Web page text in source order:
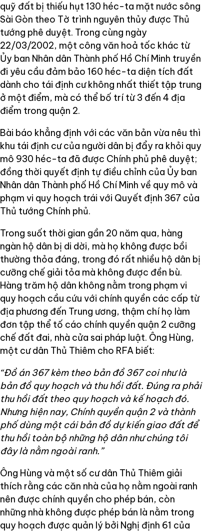
quỹ đất bị thiếu hụt 130 héc-ta mặt nước sông
Sài Gòn theo Tờ trình nguyên thủy được Thủ
tướng phê duyệt. Trong cùng ngày
22/03/2002, một công văn hoả tốc khác từ
Ủy ban Nhân dân Thành phố Hồ Chí Minh truyền
đi yêu cầu đảm bảo 160 héc-ta diện tích đất
dành cho tái định cư không nhất thiết tập trung
ở một điểm, mà có thể bố trí từ 3 đến 4 địa
điểm trong quận 2.
Bài báo khẳng định với các văn bản vừa nêu thì
khu tái định cư của người dân bị đẩy ra khỏi quy
mô 930 héc-ta đã được Chính phủ phê duyệt;
đồng thời quyết định tự điều chỉnh của Ủy ban
Nhân dân Thành phố Hồ Chí Minh về quy mô và
phạm vi quy hoạch trái với Quyết định 367 của
Thủ tướng Chính phủ.
Trong suốt thời gian gần 20 năm qua, hàng
ngàn hộ dân bị di dời, mà họ không được bồi
thường thỏa đáng, trong đó rất nhiều hộ dân bị
cưỡng chế giải tỏa mà không được đền bù.
Hàng trăm hộ dân không nằm trong phạm vi
quy hoạch cầu cứu với chính quyền các cấp từ
địa phương đến Trung ương, thậm chí họ làm
đơn tập thể tố cáo chính quyền quận 2 cưỡng
chế đất đai, nhà cửa sai pháp luật. Ông Hùng,
một cư dân Thủ Thiêm cho RFA biết:
“Đồ án 367 kèm theo bản đồ 367 coi như là
bản đồ quy hoạch và thu hồi đất. Đúng ra phải
thu hồi đất theo quy hoạch và kế hoạch đó.
Nhưng hiện nay, Chính quyền quận 2 và thành
phố dùng một cái bản đồ dự kiến giao đất để
thu hồi toàn bộ những hộ dân như chúng tôi
đây là nằm ngoài ranh.”
Ông Hùng và một số cư dân Thủ Thiêm giải
thích rằng các căn nhà của họ nằm ngoài ranh
nên được chính quyền cho phép bán, còn
những nhà không được phép bán là nằm trong
quy hoạch được quản lý bởi Nghị định 61 của